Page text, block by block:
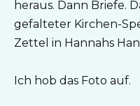
heraus. Dann Briefe.
gefalteter Kirchen-
Zettel in Hannahs
Ich hob das Foto auf.